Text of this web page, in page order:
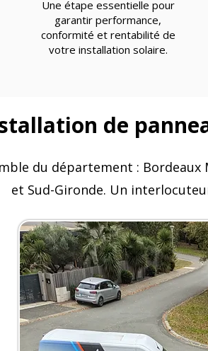
Une étape essentielle pour
garantir performance,
conformité et rentabilité de
votre installation solaire.
de
du département :
et Sud-Gironde. Un